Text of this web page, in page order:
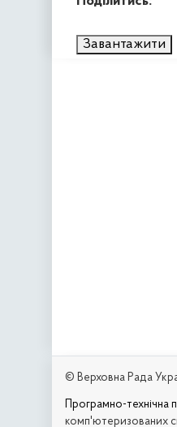
Завантажити
© Верховна Рада
Програмно-технічна
комп'ютеризованих